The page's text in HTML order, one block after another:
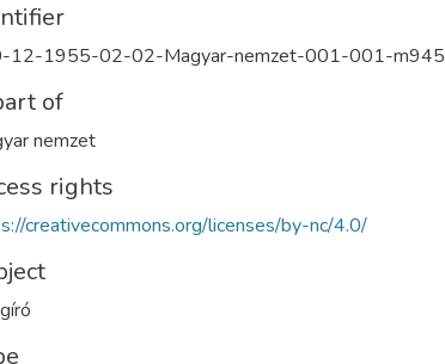
12-1955-02-02-Magyar-nemzet-001-001-m945
of
nemzet
rights
creativecommons.org/licenses/by-nc/4.0/